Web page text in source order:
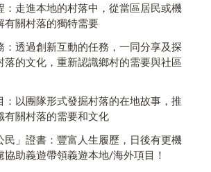
：走進本地的村落中，從當區居民或機
有關村落的獨特需要
：透過創新互動的任務，一同分享及探
落的文化，重新認識鄉村的需要與社區
：以團隊形式發掘村落的在地故事，推
有關村落的需要和文化
民」證書：豐富人生履歷，日後有更機
協助義遊帶領義遊本地/海外項目！